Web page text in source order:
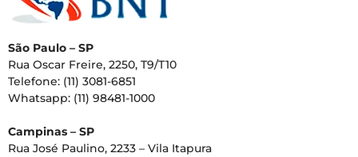
São Paulo – SP
Rua Oscar Freire, 2250, T9/T10
Telefone: (11) 3081-6851
Whatsapp: (11) 98481-1000
Campinas – SP
Rua José Paulino, 2233 – Vila Itapura